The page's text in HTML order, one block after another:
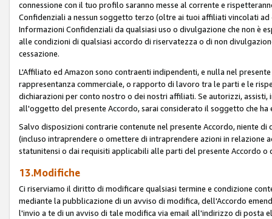
connessione con il tuo profilo saranno messe al corrente e
Confidenziali a nessun soggetto terzo (oltre ai tuoi affiliati vincolati
Informazioni Confidenziali da qualsiasi uso o divulgazione che non è
alle condizioni di qualsiasi accordo di riservatezza o di non
cessazione.
L'Affiliato ed Amazon sono contraenti indipendenti, e nulla nel
rappresentanza commerciale, o rapporto di lavoro tra le parti e le
dichiarazioni per conto nostro o dei nostri affiliati. Se autorizzi,
all'oggetto del presente Accordo, sarai considerato il soggetto che
Salvo disposizioni contrarie contenute nel presente Accordo, niente
(incluso intraprendere o omettere di intraprendere azioni in relazione
statunitensi o dai requisiti applicabili alle parti del presente Accordo o
13.Modifiche
Ci riserviamo il diritto di modificare qualsiasi termine e condizione
mediante la pubblicazione di un avviso di modifica, dell'Accordo
l'invio a te di un avviso di tale modifica via email all'indirizzo di